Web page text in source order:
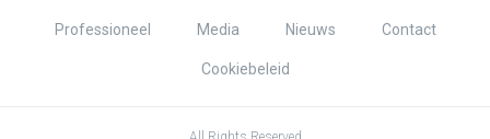
Professioneel Media Nieuws Contact
Cookiebeleid